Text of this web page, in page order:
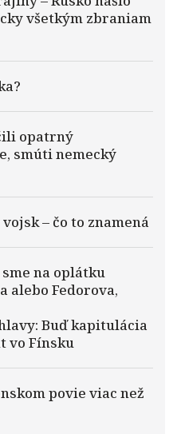
všetkým zbraniam
opatrný
smúti nemecký
– čo to znamená
na oplátku
alebo Fedorova,
Buď kapitulácia
vo Fínsku
povie viac než